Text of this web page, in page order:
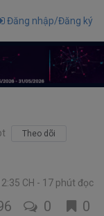
Đăng nhập/Đăng ký
Theo dõi
CH 17 phút đọc
0 0